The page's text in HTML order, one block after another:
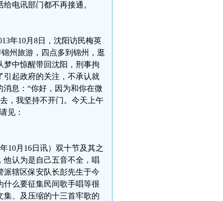
电讯部门都不再接通。
年10月8日，沈阳访民梅英
州旅游，四点多到锦州，逛
梦中惊醒带回沈阳，刑事拘
引起政府的关注，不承认就
息：“你好，因为和你在微
，我坚持不开门。今天上午
见：
10月16日讯）双十节及其之
他认为是自己五音不全，唱
派辖区保安队长彭先生于今
什么要征集民间歌手唱等很
集、及压缩的十三首牢歌的